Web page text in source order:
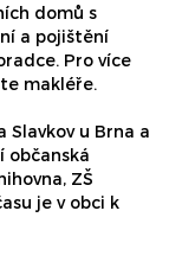
domů s
a pojištění
Pro více
makléře.
Slavkov u Brna a
občanská
ZŠ
je v obci k